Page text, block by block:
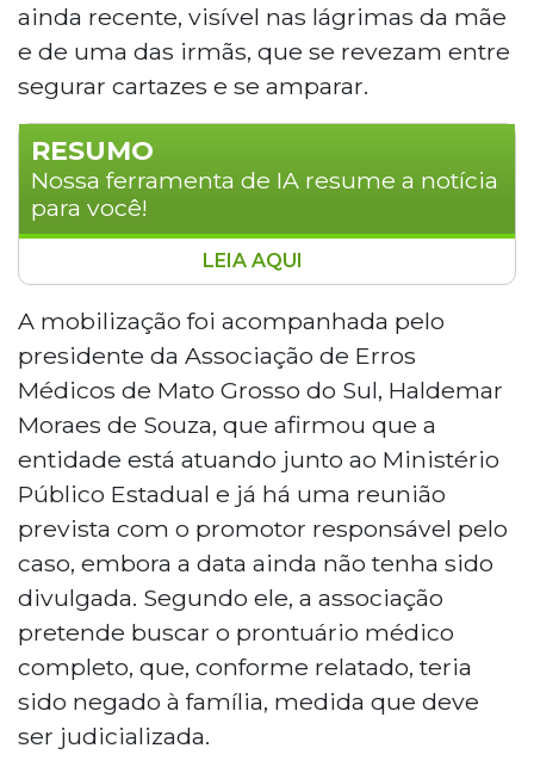
ainda recente, visível nas lágrimas da mãe
e de uma das irmãs, que se revezam entre
segurar cartazes e se amparar.
RESUMO
Nossa ferramenta de IA resume a notícia
para você!
Familiares do menino João Guilherme
Jorge Pires, de 9 anos, morto em 7 de
abril após atendimentos em unidades de
saúde de Campo Grande, realizaram
protesto silencioso no centro da cidade
neste sábado. O caso é investigado como
homicídio culposo pela Polícia Civil. A
Associação de Erros Médicos atua junto
ao Ministério Público e busca acesso ao
prontuário médico completo, que teria
sido negado à família.
LEIA AQUI
A mobilização foi acompanhada pelo
presidente da Associação de Erros
Médicos de Mato Grosso do Sul, Haldemar
Moraes de Souza, que afirmou que a
entidade está atuando junto ao Ministério
Público Estadual e já há uma reunião
prevista com o promotor responsável pelo
caso, embora a data ainda não tenha sido
divulgada. Segundo ele, a associação
pretende buscar o prontuário médico
completo, que, conforme relatado, teria
sido negado à família, medida que deve
ser judicializada.